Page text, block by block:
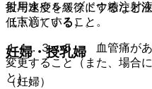
射用水や５％ブドウ糖注射
（点滴）すること。
１４．３．５． 血管痛が
変更すること（また、場合
と）。
投与速度を緩徐にするなど
低下している）。
妊婦・授乳婦
（妊婦）